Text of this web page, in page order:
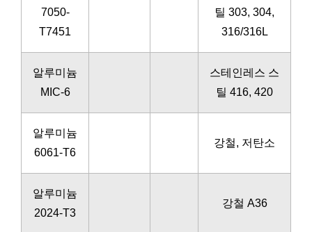
7050-
T7451
틸 303, 304,
316/316L
알루미늄
MIC-6
스테인레스 스
틸 416, 420
알루미늄
6061-T6
강철, 저탄소
알루미늄
2024-T3
강철 A36